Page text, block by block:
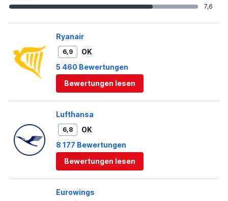
7,6
Ryanair
6,9
OK
5 460 Bewertungen
Bewertungen lesen
Lufthansa
6,8
OK
8 177 Bewertungen
Bewertungen lesen
Eurowings